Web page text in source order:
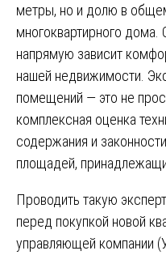
метры, но и долю в
многоквартирного дома.
напрямую зависит
нашей недвижимости.
помещений — это не
комплексная оценка
содержания и
площадей,
Проводить такую
перед покупкой новой
управляющей компании